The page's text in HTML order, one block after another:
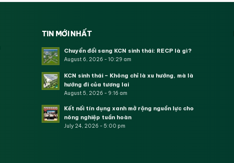
TIN MỚI NHẤT
Chuyển đổi sang KCN sinh thái: RECP là gì?
August 6, 2026 - 10:29 am
KCN sinh thái – Không chỉ là xu hướng, mà là
hướng đi của tương lai
August 5, 2026 - 9:16 am
Kết nối tín dụng xanh mở rộng nguồn lực cho
nông nghiệp tuần hoàn
July 24, 2026 - 5:00 pm